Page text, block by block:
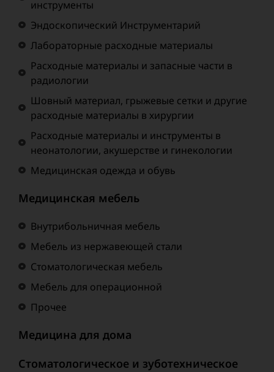
инструменты
Эндоскопический Инструментарий
Лабораторные расходные материалы
Расходные материалы и запасные части в
радиологии
Шовный материал, грыжевые сетки и другие
расходные материалы в хирургии
Расходные материалы и инструменты в
неонатологии, акушерстве и гинекологии
Медицинская одежда и обувь
Медицинская мебель
Внутрибольничная мебель
Мебель из нержавеющей стали
Стоматологическая мебель
Мебель для операционной
Прочее
Медицина для дома
Стоматологическое и зуботехническое